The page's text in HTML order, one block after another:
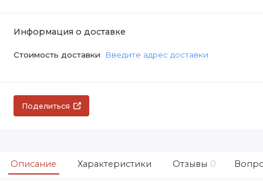
Информация о доставке
Стоимость доставки Введите адрес доставки
Поделиться
Описание Характеристики Отзывы 0